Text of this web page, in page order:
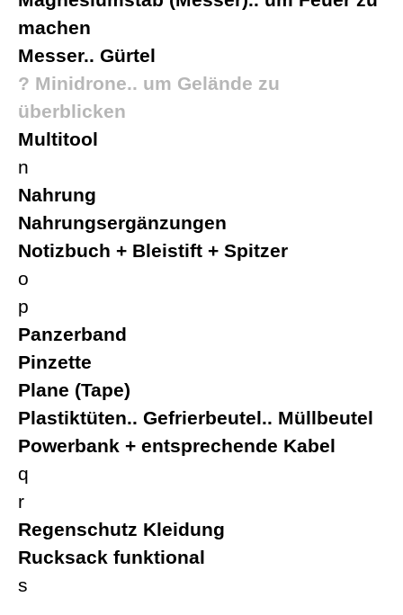
machen
Messer.. Gürtel
? Minidrone.. um Gelände zu
überblicken
Multitool
n
Nahrung
Nahrungsergänzungen
Notizbuch + Bleistift + Spitzer
o
p
Panzerband
Pinzette
Plane (Tape)
Plastiktüten.. Gefrierbeutel.. Müllbeutel
Powerbank + entsprechende Kabel
q
r
Regenschutz Kleidung
Rucksack funktional
s